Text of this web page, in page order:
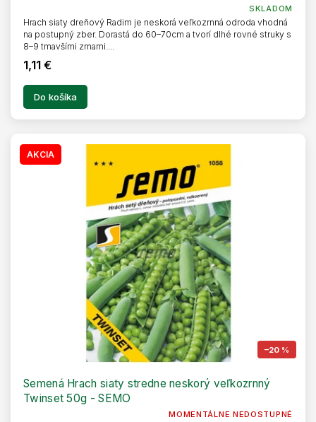
SKLADOM
1,11 €
Do košíka
Hrach siaty dreňový Radim je neskorá veľkozrnná odroda vhodná
na postupný zber. Dorastá do 60–70cm a tvorí dlhé rovné struky s
8–9 tmavšími zrnami....
AKCIA
–20 %
Semená Hrach siaty stredne neskorý veľkozrnný
Twinset 50g - SEMO
MOMENTÁLNE NEDOSTUPNÉ